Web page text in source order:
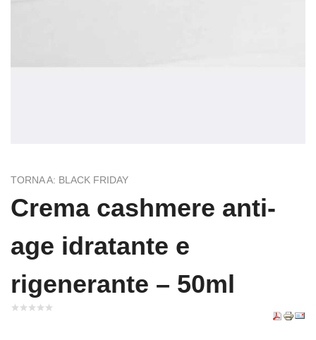
TORNA A: BLACK FRIDAY
Crema cashmere anti-
age idratante e
rigenerante – 50ml